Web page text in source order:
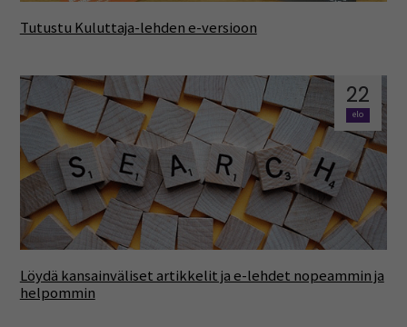
Tutustu Kuluttaja-lehden e-versioon
22
elo
Löydä kansainväliset artikkelit ja e-lehdet nopeammin ja
helpommin